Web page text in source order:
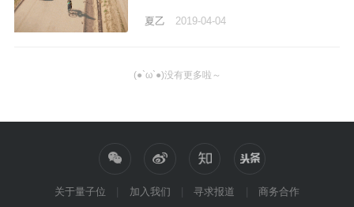
夏乙 2019-04-04
(●`ω`●)没有更多啦～
关于量子位 加入我们 寻求报道 商务合作